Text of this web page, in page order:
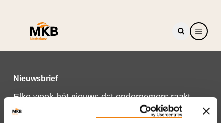
Nieuwsbrief
Elke week hét nieuws dat ondernemers raakt.
Schrijf je nu in voor de MKB-Nederland
nieuwsbrief.